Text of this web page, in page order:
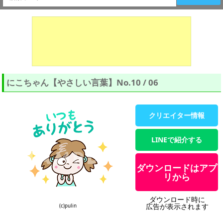
にこちゃん【やさしい言葉】No.10 / 06
(c)pulin
クリエイター情報
LINEで紹介する
ダウンロードはアプ
リから
ダウンロード時に
広告が表示されます